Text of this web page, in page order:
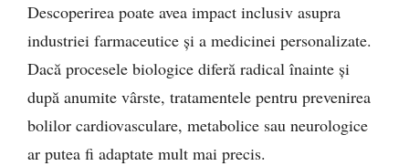
Descoperirea poate avea impact inclusiv asupra
industriei farmaceutice și a medicinei personalizate.
Dacă procesele biologice diferă radical înainte și
după anumite vârste, tratamentele pentru prevenirea
bolilor cardiovasculare, metabolice sau neurologice
ar putea fi adaptate mult mai precis.